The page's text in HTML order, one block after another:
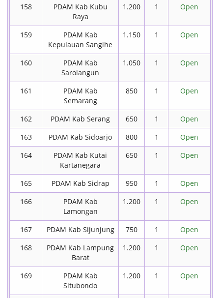
158
PDAM Kab Kubu
Raya
1.200 1 Open
159
PDAM Kab
Kepulauan Sangihe
1.150 1 Open
160
PDAM Kab
Sarolangun
1.050 1 Open
161
PDAM Kab
Semarang
850 1 Open
162 PDAM Kab Serang 650 1
Open
163
PDAM Kab Sidoarjo 800 1
Open
164
PDAM Kab Kutai
Kartanegara
650 1 Open
165 PDAM Kab Sidrap 950 1
Open
166
PDAM Kab
Lamongan
1.200 1 Open
167 PDAM Kab Sijunjung 750 1
Open
168
PDAM Kab Lampung
Barat
1.200 1 Open
169
PDAM Kab
Situbondo
1.200 1 Open